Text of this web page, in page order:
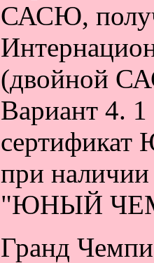
САСЮ,
(двойной
Вариант 4.
при
"ЮНЫЙ
Гранд